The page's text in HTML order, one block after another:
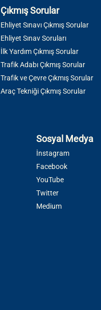
Çıkmış Sorular
Ehliyet Sınavı Çıkmış Sorular
Ehliyet Sınav Soruları
İlk Yardım Çıkmış Sorular
Trafik Adabı Çıkmış Sorular
Trafik ve Çevre Çıkmış Sorular
Araç Tekniği Çıkmış Sorular
Sosyal Medya
İnstagram
Facebook
YouTube
Twitter
Medium